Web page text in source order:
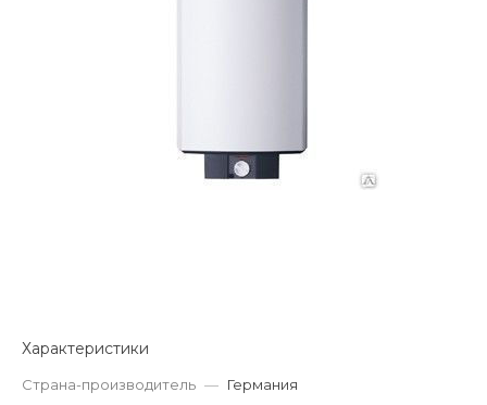
Характеристики
Страна-производитель — Германия